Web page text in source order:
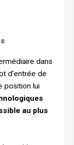
dans
d’entrée de
position lui
au plus